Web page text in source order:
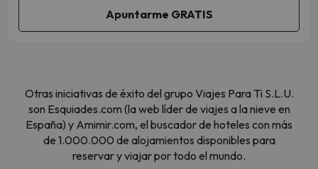
Otras iniciativas de éxito del grupo Viajes Para Ti S.L.U.
son Esquiades.com (la web líder de viajes a la nieve en
España) y Amimir.com, el buscador de hoteles con más
de 1.000.000 de alojamientos disponibles para
reservar y viajar por todo el mundo.